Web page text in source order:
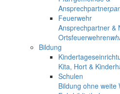
Ansprechpartner
Feuerwehr
Ansprechpartner &
Ortsfeuerwehren
Bildung
Kita, Hort &
Schulen
Bildung ohne weite